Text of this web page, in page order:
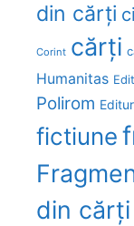
din cărți
Corint cărți
Humanitas
Polirom
fictiune
din cărți